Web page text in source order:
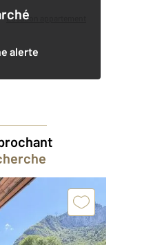
Location appartement
alerte